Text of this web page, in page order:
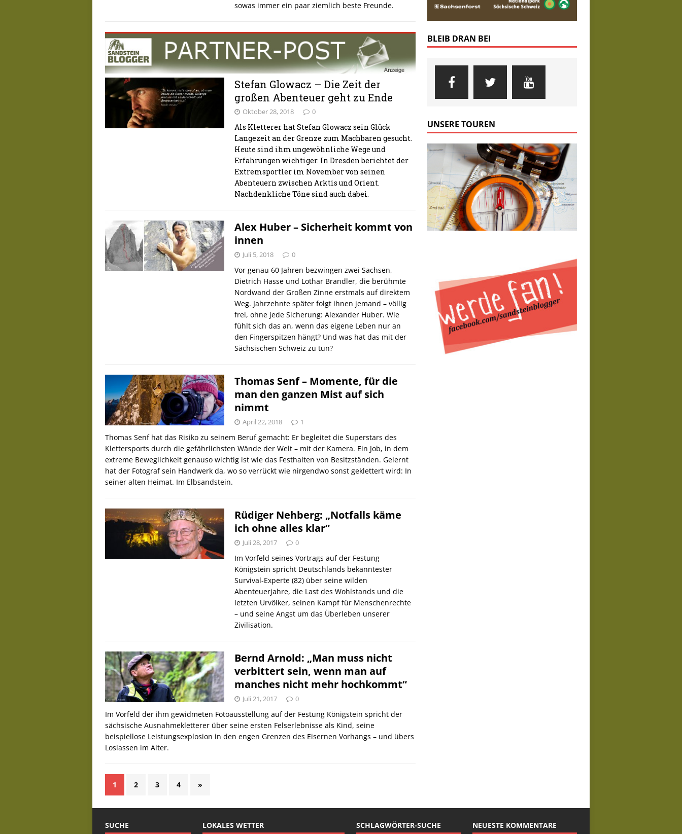
sowas immer ein paar ziemlich beste Freunde.
Stefan Glowacz – Die Zeit der
großen Abenteuer geht zu Ende
Oktober 28, 2018 0
Als Kletterer hat Stefan Glowacz sein Glück
Langezeit an der Grenze zum Machbaren gesucht.
Heute sind ihm ungewöhnliche Wege und
Erfahrungen wichtiger. In Dresden berichtet der
Extremsportler im November von seinen
Abenteuern zwischen Arktis und Orient.
Nachdenkliche Töne sind auch dabei.
Alex Huber – Sicherheit kommt von
innen
Juli 5, 2018 0
Vor genau 60 Jahren bezwingen zwei Sachsen,
Dietrich Hasse und Lothar Brandler, die berühmte
Nordwand der Großen Zinne erstmals auf direktem
Weg. Jahrzehnte später folgt ihnen jemand – völlig
frei, ohne jede Sicherung: Alexander Huber. Wie
fühlt sich das an, wenn das eigene Leben nur an
den Fingerspitzen hängt? Und was hat das mit der
Sächsischen Schweiz zu tun?
Thomas Senf – Momente, für die
man den ganzen Mist auf sich
nimmt
April 22, 2018 1
Thomas Senf hat das Risiko zu seinem Beruf gemacht: Er begleitet die Superstars des
Klettersports durch die gefährlichsten Wände der Welt – mit der Kamera. Ein Job, in dem
extreme Beweglichkeit genauso wichtig ist wie das Festhalten von Besitzständen. Gelernt
hat der Fotograf sein Handwerk da, wo so verrückt wie nirgendwo sonst geklettert wird: In
seiner alten Heimat. Im Elbsandstein.
Rüdiger Nehberg: „Notfalls käme
ich ohne alles klar“
Juli 28, 2017 0
Im Vorfeld seines Vortrags auf der Festung
Königstein spricht Deutschlands bekanntester
Survival-Experte (82) über seine wilden
Abenteuerjahre, die Last des Wohlstands und die
letzten Urvölker, seinen Kampf für Menschenrechte
– und seine Angst um das Überleben unserer
Zivilisation.
Bernd Arnold: „Man muss nicht
verbittert sein, wenn man auf
manches nicht mehr hochkommt“
Juli 21, 2017 0
Im Vorfeld der ihm gewidmeten Fotoausstellung auf der Festung Königstein spricht der
sächsische Ausnahmekletterer über seine ersten Felserlebnisse als Kind, seine
beispiellose Leistungsexplosion in den engen Grenzen des Eisernen Vorhangs – und übers
Loslassen im Alter.
1 2 3 4 »
BLEIB DRAN BEI
UNSERE TOUREN
SUCHE LOKALES WETTER SCHLAGWÖRTER-SUCHE NEUESTE KOMMENTARE